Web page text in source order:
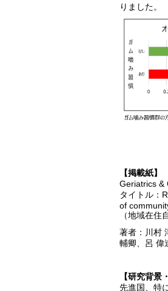
りました。
【掲載紙】
Geriatrics
タイトル：
of
（地域在住
著者：川村
輔卿、呂 偉
【研究背景
先進国、特